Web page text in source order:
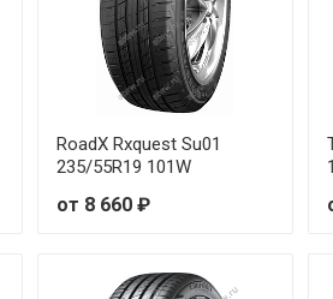
RoadX Rxquest Su01
235/55R19 101W
от 8 660 ₽